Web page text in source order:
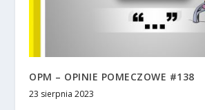
OPM – OPINIE POMECZOWE #138
23 sierpnia 2023